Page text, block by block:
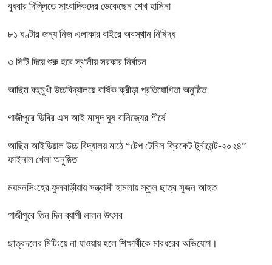
বুধবার দিল্লিতে সাংবাদিকদের ডেকেছেন শেখ হাসিনা
৮১ ঘণ্টার জন্য নিজ এলাকার বাইরে অবস্থান নিষিদ্ধ
৩ সিটি দিয়ে শুরু হবে স্থানীয় সরকার নির্বাচন
আছিম বহুমুখী উচ্চবিদ্যালয়ে বার্ষিক ক্রীড়া প্রতিযোগিতা অনুষ্ঠিত
গাজীপুরে ডিবির এস আই মাসুদ ঘুষ বানিজ্যের শীর্ষে
আছিম আইডিয়াল উচ্চ বিদ্যালয় মাঠে “টেপ টেনিস ক্রিকেট টুর্নামেন্ট-২০২৪”
ফাইনাল খেলা অনুষ্ঠিত
ময়মনসিংহের ফুলবাড়ীয়ায় সন্ত্রাসী হামলায় স্কুল ছাত্র সুজন আহত
গাজীপুরে তিন দিন ব্যাপী লালন উৎসব
ছাত্রদলের মিটিংয়ে না যাওয়ায় হলে শিক্ষার্থীকে মারধরের অভিযোগ।